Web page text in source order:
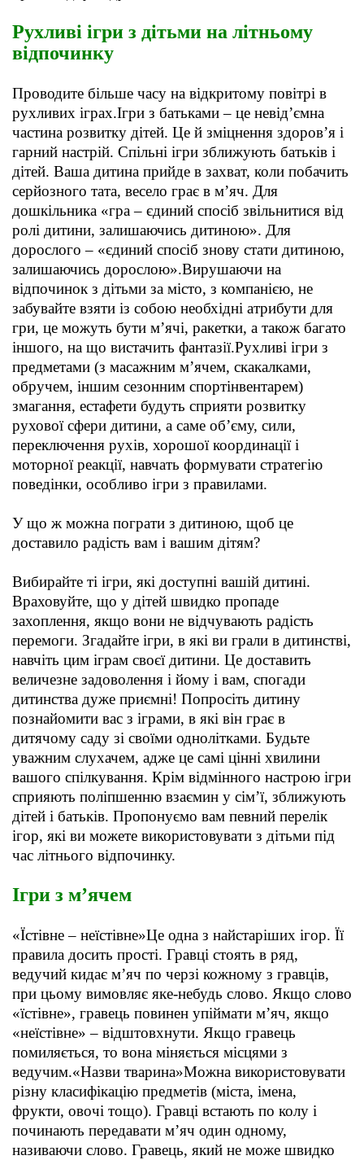
Рухливі ігри з дітьми на літньому
відпочинку
Проводите більше часу на відкритому повітрі в
рухливих іграх.Ігри з батьками – це невід’ємна
частина розвитку дітей. Це й зміцнення здоров’я і
гарний настрій. Спільні ігри зближують батьків і
дітей. Ваша дитина прийде в захват, коли побачить
серйозного тата, весело грає в м’яч. Для
дошкільника «гра – єдиний спосіб звільнитися від
ролі дитини, залишаючись дитиною». Для
дорослого – «єдиний спосіб знову стати дитиною,
залишаючись дорослою».Вирушаючи на
відпочинок з дітьми за місто, з компанією, не
забувайте взяти із собою необхідні атрибути для
гри, це можуть бути м’ячі, ракетки, а також багато
іншого, на що вистачить фантазії.Рухливі ігри з
предметами (з масажним м’ячем, скакалками,
обручем, іншим сезонним спортінвентарем)
змагання, естафети будуть сприяти розвитку
рухової сфери дитини, а саме об’єму, сили,
переключення рухів, хорошої координації і
моторної реакції, навчать формувати стратегію
поведінки, особливо ігри з правилами.
У що ж можна пограти з дитиною, щоб це
доставило радість вам і вашим дітям?
Вибирайте ті ігри, які доступні вашій дитині.
Враховуйте, що у дітей швидко пропаде
захоплення, якщо вони не відчувають радість
перемоги. Згадайте ігри, в які ви грали в дитинстві,
навчіть цим іграм своєї дитини. Це доставить
величезне задоволення і йому і вам, спогади
дитинства дуже приємні! Попросіть дитину
познайомити вас з іграми, в які він грає в
дитячому саду зі своїми однолітками. Будьте
уважним слухачем, адже це самі цінні хвилини
вашого спілкування. Крім відмінного настрою ігри
сприяють поліпшенню взаємин у сім’ї, зближують
дітей і батьків. Пропонуємо вам певний перелік
ігор, які ви можете використовувати з дітьми під
час літнього відпочинку.
Ігри з м’ячем
«Їстівне – неїстівне»Це одна з найстаріших ігор. Її
правила досить прості. Гравці стоять в ряд,
ведучий кидає м’яч по черзі кожному з гравців,
при цьому вимовляє яке-небудь слово. Якщо слово
«їстівне», гравець повинен упіймати м’яч, якщо
«неїстівне» – відштовхнути. Якщо гравець
помиляється, то вона міняється місцями з
ведучим.«Назви тварина»Можна використовувати
різну класифікацію предметів (міста, імена,
фрукти, овочі тощо). Гравці встають по колу і
починають передавати м’яч один одному,
називаючи слово. Гравець, який не може швидко